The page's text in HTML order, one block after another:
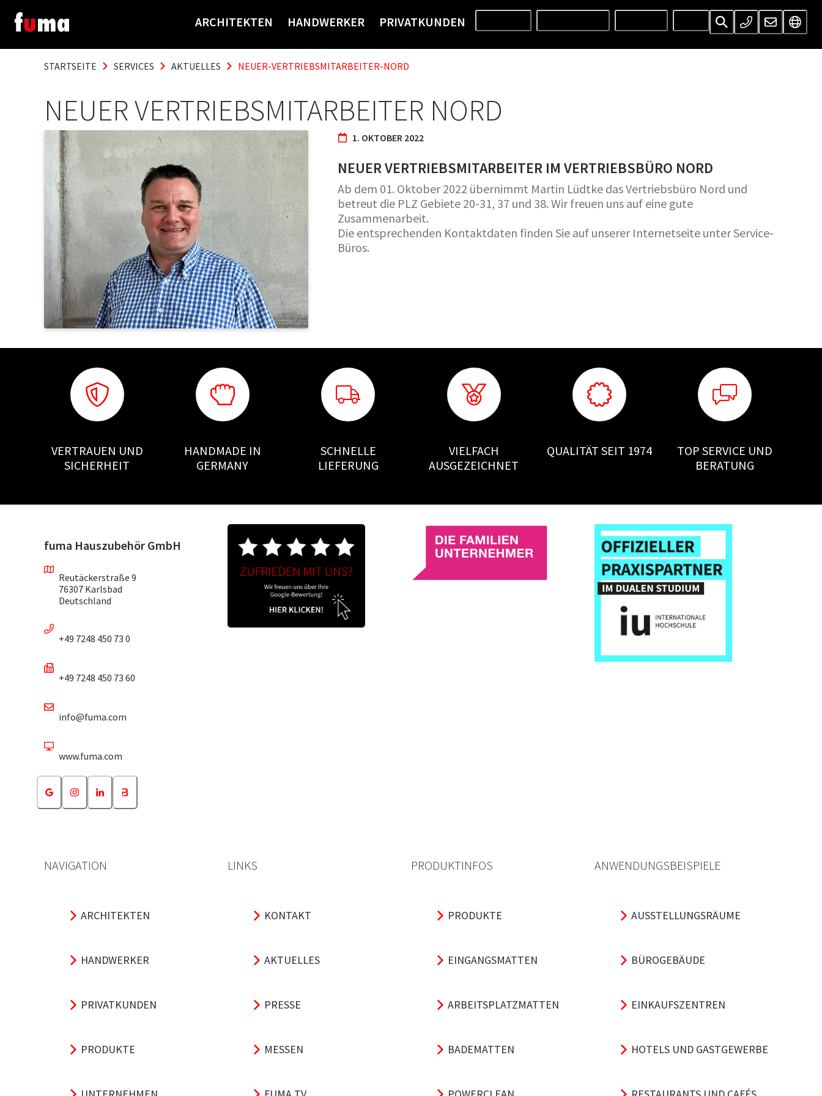
ARCHITEKTEN HANDWERKER PRIVATKUNDEN
STARTSEITE SERVICES AKTUELLES NEUER-VERTRIEBSMITARBEITER-NORD
NEUER VERTRIEBSMITARBEITER NORD
1. OKTOBER 2022
NEUER VERTRIEBSMITARBEITER IM VERTRIEBSBÜRO NORD
Ab dem 01. Oktober 2022 übernimmt Martin Lüdtke das Vertriebsbüro Nord und
betreut die PLZ Gebiete 20-31, 37 und 38. Wir freuen uns auf eine gute
Zusammenarbeit.
Die entsprechenden Kontaktdaten finden Sie auf unserer Internetseite unter Service-
VERTRAUEN UND
SICHERHEIT
HANDMADE IN
GERMANY
SCHNELLE
LIEFERUNG
VIELFACH
AUSGEZEICHNET
QUALITÄT SEIT 1974
TOP SERVICE UND
BERATUNG
fuma Hauszubehör GmbH
Reutäckerstraße 9
76307 Karlsbad
Deutschland
+49 7248 450 73 0
+49 7248 450 73 60
info@fuma.com
www.fuma.com
NAVIGATION
ARCHITEKTEN
HANDWERKER
PRIVATKUNDEN
PRODUKTE
LINKS
KONTAKT
AKTUELLES
PRESSE
MESSEN
PRODUKTINFOS
PRODUKTE
EINGANGSMATTEN
ARBEITSPLATZMATTEN
BADEMATTEN
ANWENDUNGSBEISPIELE
AUSSTELLUNGSRÄUME
BÜROGEBÄUDE
EINKAUFSZENTREN
HOTELS UND GASTGEWERBE